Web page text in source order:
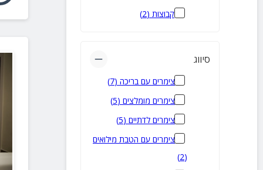
גדעונה (
3
)
פוריה עילית(
3
)
פוריה כפר עבודה(
3
רותם(
3
)
שדי תרומות(
3
)
קבוצות (
2
)
סיווג
צימרים עם בריכה (
7
)
צימרים מומלצים (
5
)
צימרים לדתיים (
5
)
צימרים עם הטבת מילואים
(
2
)